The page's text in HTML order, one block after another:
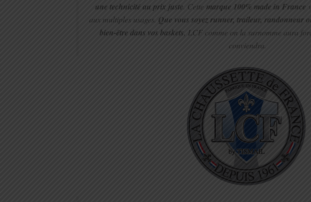
une technicité au prix juste. Cette marque 100% made in France
aux multiples usages. Que vous soyez runner, traileur, randonneur
bien-être dans vos baskets, LCF comme on la surnomme aura
conviendra.